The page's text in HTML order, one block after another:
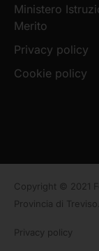
Ministero
Merito
Privacy policy
Cookie policy
Copyright © 2021
Provincia di
Privacy policy